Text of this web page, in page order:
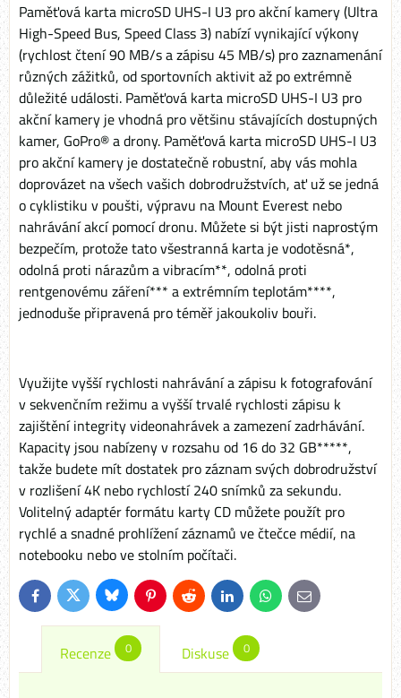
Paměťová karta microSD UHS-I U3 pro akční kamery (Ultra
High-Speed Bus, Speed Class 3) nabízí vynikající výkony
(rychlost čtení 90 MB/s a zápisu 45 MB/s) pro zaznamenání
různých zážitků, od sportovních aktivit až po extrémně
důležité události. Paměťová karta microSD UHS-I U3 pro
akční kamery je vhodná pro většinu stávajících dostupných
kamer, GoPro® a drony. Paměťová karta microSD UHS-I U3
pro akční kamery je dostatečně robustní, aby vás mohla
doprovázet na všech vašich dobrodružstvích, ať už se jedná
o cyklistiku v poušti, výpravu na Mount Everest nebo
nahrávání akcí pomocí dronu. Můžete si být jisti naprostým
bezpečím, protože tato všestranná karta je vodotěsná*,
odolná proti nárazům a vibracím**, odolná proti
rentgenovému záření*** a extrémním teplotám****,
jednoduše připravená pro téměř jakoukoliv bouři.
Využijte vyšší rychlosti nahrávání a zápisu k fotografování
v sekvenčním režimu a vyšší trvalé rychlosti zápisu k
zajištění integrity videonahrávek a zamezení zadrhávání.
Kapacity jsou nabízeny v rozsahu od 16 do 32 GB*****,
takže budete mít dostatek pro záznam svých dobrodružství
v rozlišení 4K nebo rychlostí 240 snímků za sekundu.
Volitelný adaptér formátu karty CD můžete použít pro
rychlé a snadné prohlížení záznamů ve čtečce médií, na
notebooku nebo ve stolním počítači.
FacebookTwitterBlueskyPinterestReddit LinkedInWhatsApp
E-
mail
Recenze 0 Diskuse 0